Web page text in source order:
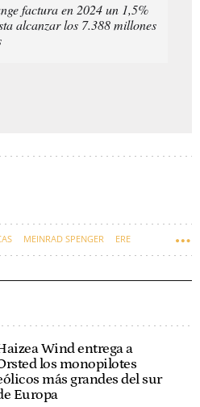
factura en 2024 un 1,5%
alcanzar los 7.388 millones
MEINRAD SPENGER ERE
Wind entrega a
los monopilotes
más grandes del sur
Europa